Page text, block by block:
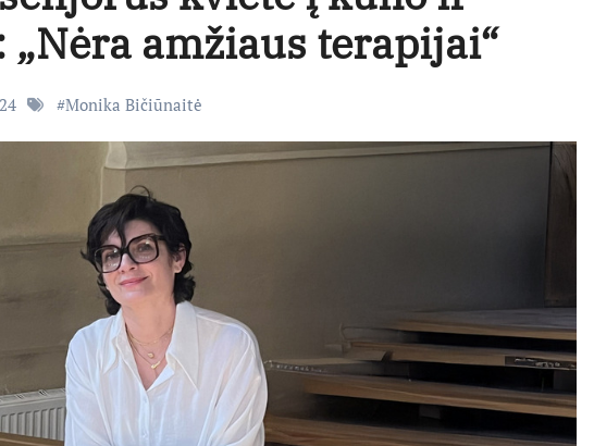
„Nėra amžiaus terapijai“
#Monika Bičiūnaitė